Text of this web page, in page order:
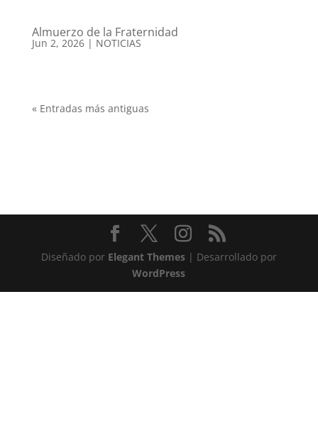
Almuerzo de la Fraternidad
Jun 2, 2026| NOTICIAS
« Entradas más antiguas
Diseñado por Elegant Themes| Desarrollado por
WordPress